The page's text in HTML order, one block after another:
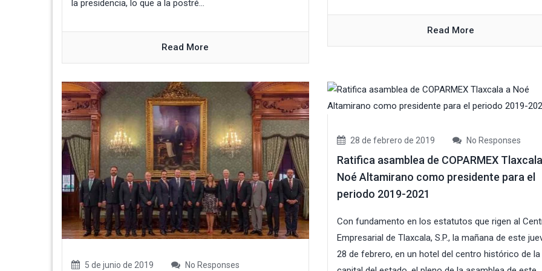
la presidencia, lo que a la postré...
Read More
Read More
5 de junio de 2019 No Responses
28 de febrero de 2019 No Responses
Ratifica asamblea de COPARMEX
Noé Altamirano como presidente para el
periodo 2019-2021
Con fundamento en los estatutos que rigen al
Empresarial de Tlaxcala, S.P., la mañana de este
28 de febrero, en un hotel del centro histórico de la